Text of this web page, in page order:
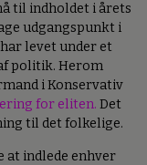
til indholdet i årets
udgangspunkt i
levet under et
politik. Herom
i Konservativ
for eliten. Det
til det folkelige.
at indlede enhver